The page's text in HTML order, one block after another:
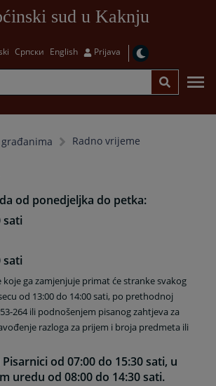
sud u Kaknju
Српски English Prijava
Radno vrijeme
od ponedjeljka do petka:
sati
sati
koje ga zamjenjuje primat će stranke svakog
od 13:00 do 14:00 sati, po prethodnoj
264 ili podnošenjem pisanog zahtjeva za
razloga za prijem i broja predmeta ili
od 07:00 do 15:30 sati, u
uredu od 08:00 do 14:30 sati.